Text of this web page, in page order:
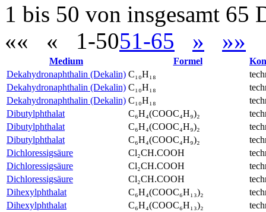
1 bis 50 von insgesamt 65
««
« 1-5051-65 » »»
Medium Formel
Dekahydronaphthalin (Dekalin) C₁₀H₁₈
Dekahydronaphthalin (Dekalin) C₁₀H₁₈
Dekahydronaphthalin (Dekalin) C₁₀H₁₈
Dibutylphthalat
C₆H₄(COOC₄H₉)₂
Dibutylphthalat
C₆H₄(COOC₄H₉)₂
Dibutylphthalat
C₆H₄(COOC₄H₉)₂
Dichloressigsäure
Cl₂CH.COOH
Dichloressigsäure
Cl₂CH.COOH
Dichloressigsäure
Cl₂CH.COOH
Dihexylphthalat
C₆H₄(COOC₆H₁₃)₂
Dihexylphthalat
C₆H₄(COOC₆H₁₃)₂